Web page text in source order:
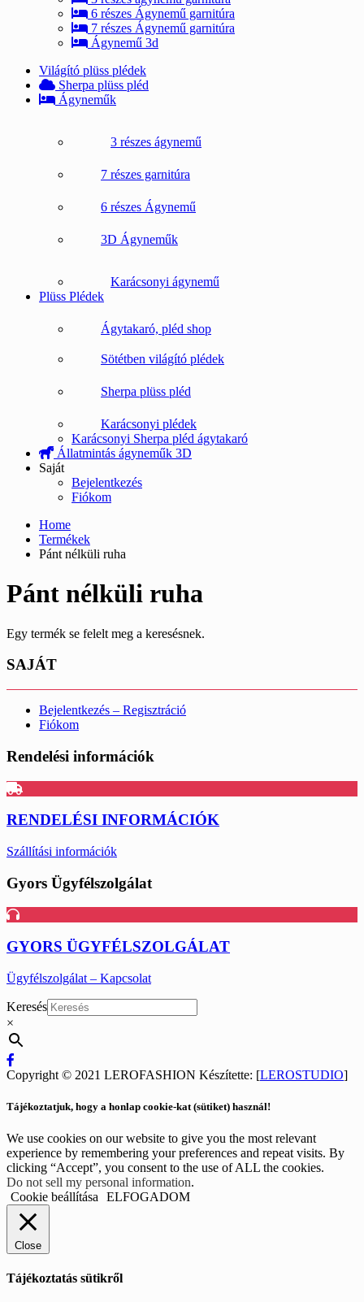
6 részes Ágynemű garnitúra
7 részes Ágynemű garnitúra
Ágynemű 3d
Világító plüss plédek
Sherpa plüss pléd
Ágyneműk
3 részes ágynemű
7 részes garnitúra
6 részes Ágynemű
3D Ágyneműk
Karácsonyi ágynemű
Plüss Plédek
Ágytakaró, pléd shop
Sötétben világító plédek
Sherpa plüss pléd
Karácsonyi plédek
Karácsonyi Sherpa pléd ágytakaró
Állatmintás ágyneműk 3D
Saját
Bejelentkezés
Fiókom
Home
Termékek
Pánt nélküli ruha
Pánt nélküli ruha
Egy termék se felelt meg a keresésnek.
SAJÁT
Bejelentkezés – Regisztráció
Fiókom
Rendelési információk
RENDELÉSI INFORMÁCIÓK
Szállítási információk
Gyors Ügyfélszolgálat
GYORS ÜGYFÉLSZOLGÁLAT
Ügyfélszolgálat – Kapcsolat
Keresés
×
Copyright © 2021 LEROFASHION Készítette: [LEROSTUDIO]
Tájékoztatjuk, hogy a honlap cookie-kat (sütiket) használ!
We use cookies on our website to give you the most relevant
experience by remembering your preferences and repeat visits. By
clicking “Accept”, you consent to the use of ALL the cookies.
Do not sell my personal information.
Cookie beállítása
ELFOGADOM
Close
Tájékoztatás sütikről